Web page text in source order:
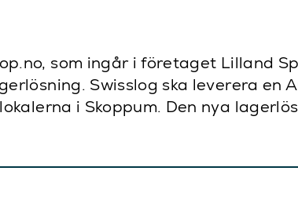
som ingår i företaget Lilland
Swisslog ska leverera en
i Skoppum. Den nya